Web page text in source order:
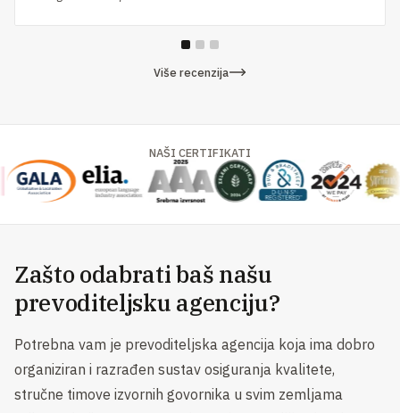
Više recenzija
NAŠI CERTIFIKATI
Zašto odabrati baš našu
prevoditeljsku agenciju?
Potrebna vam je prevoditeljska agencija koja ima dobro
organiziran i razrađen sustav osiguranja kvalitete,
stručne timove izvornih govornika u svim zemljama